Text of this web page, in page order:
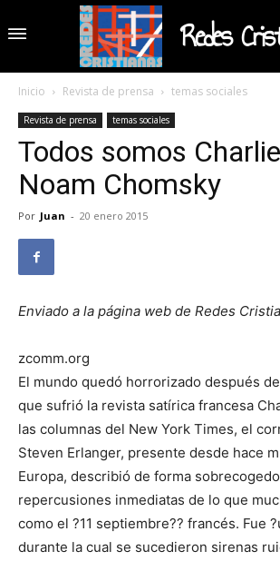
Redes
Inicio Revista de prensa temas sociales
Revista de prensa temas sociales
Todos somos
Noam Chomsky
Por Juan - 20 enero 2015
Enviado a la página web de Redes
zcomm.org
El mundo quedó horrorizado después
que sufrió la revista satírica francesa
las columnas del New York Times, el
Steven Erlanger, presente desde hace
Europa, describió de forma
repercusiones inmediatas de lo que
como el ?11 septiembre?? francés. Fue
durante la cual se sucedieron sirenas